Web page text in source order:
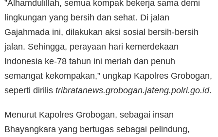
”Alhamdulillah, semua kompak bekerja sama demi
lingkungan yang bersih dan sehat. Di jalan
Gajahmada ini, dilakukan aksi sosial bersih-bersih
jalan. Sehingga, perayaan hari kemerdekaan
Indonesia ke-78 tahun ini meriah dan penuh
semangat kekompakan,” ungkap Kapolres Grobogan,
seperti dirilis tribratanews.grobogan.jateng.polri.go.id.
Menurut Kapolres Grobogan, sebagai insan
Bhayangkara yang bertugas sebagai pelindung,